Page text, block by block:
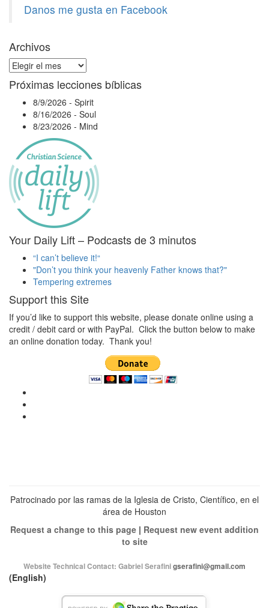
Danos me gusta en Facebook
Archivos
Archivos
Próximas lecciones bíblicas
8/9/2026 - Spirit
8/16/2026 - Soul
8/23/2026 - Mind
Your Daily Lift – Podcasts de 3 minutos
“I can’t believe it!“
"Don’t you think your heavenly Father knows that?"
Tempering extremes
Support this Site
If you’d like to support this website, please donate online using a
credit / debit card or with PayPal. Click the button below to make
an online donation today. Thank you!
Patrocinado por las ramas de la Iglesia de Cristo, Científico, en el
área de Houston
Request a change to this page | Request new event addition
to site
Website Technical Contact: Gabriel Serafinigserafini@gmail.com
(English)